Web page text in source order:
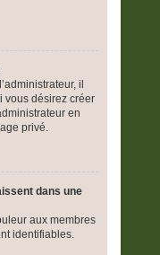
il
vous désirez créer
en
privé.
dans une
aux membres
identifiables.